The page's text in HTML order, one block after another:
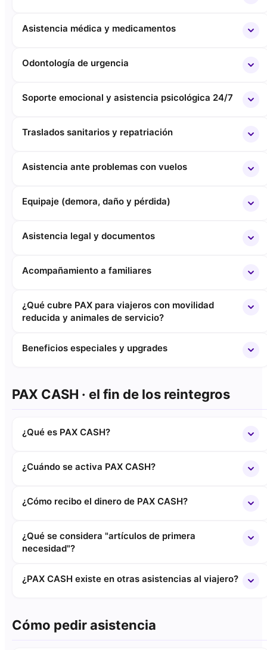
Asistencia médica y medicamentos
Odontología de urgencia
Soporte emocional y asistencia psicológica 24/7
Traslados sanitarios y repatriación
Asistencia ante problemas con vuelos
Equipaje (demora, daño y pérdida)
Asistencia legal y documentos
Acompañamiento a familiares
¿Qué cubre PAX para viajeros con movilidad
reducida y animales de servicio?
Beneficios especiales y upgrades
PAX CASH · el fin de los reintegros
¿Qué es PAX CASH?
¿Cuándo se activa PAX CASH?
¿Cómo recibo el dinero de PAX CASH?
¿Qué se considera "artículos de primera
necesidad"?
¿PAX CASH existe en otras asistencias al viajero?
Cómo pedir asistencia